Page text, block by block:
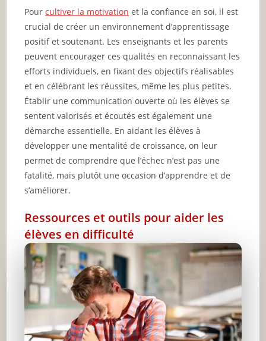
Pourcultiver la motivation et la confiance en soi, il est
crucial de créer un environnement d’apprentissage
positif et soutenant. Les enseignants et les parents
peuvent encourager ces qualités en reconnaissant les
efforts individuels, en fixant des objectifs réalisables
et en célébrant les réussites, même les plus petites.
Établir une communication ouverte où les élèves se
sentent valorisés et écoutés est également une
démarche essentielle. En aidant les élèves à
développer une mentalité de croissance, on leur
permet de comprendre que l’échec n’est pas une
fatalité, mais plutôt une occasion d’apprendre et de
s’améliorer.
Ressources et outils pour aider les
élèves en difficulté